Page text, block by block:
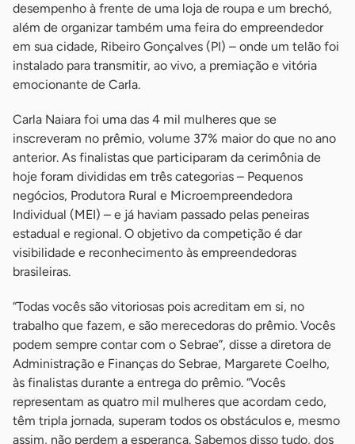
desempenho à frente de uma loja de roupa e um brechó,
além de organizar também uma feira do empreendedor
em sua cidade, Ribeiro Gonçalves (PI) – onde um telão foi
instalado para transmitir, ao vivo, a premiação e vitória
emocionante de Carla.
Carla Naiara foi uma das 4 mil mulheres que se
inscreveram no prêmio, volume 37% maior do que no ano
anterior. As finalistas que participaram da cerimônia de
hoje foram divididas em três categorias – Pequenos
negócios, Produtora Rural e Microempreendedora
Individual (MEI) – e já haviam passado pelas peneiras
estadual e regional. O objetivo da competição é dar
visibilidade e reconhecimento às empreendedoras
brasileiras.
“Todas vocês são vitoriosas pois acreditam em si, no
trabalho que fazem, e são merecedoras do prêmio. Vocês
podem sempre contar com o Sebrae”, disse a diretora de
Administração e Finanças do Sebrae, Margarete Coelho,
às finalistas durante a entrega do prêmio. “Vocês
representam as quatro mil mulheres que acordam cedo,
têm tripla jornada, superam todos os obstáculos e, mesmo
assim, não perdem a esperança. Sabemos disso tudo, dos